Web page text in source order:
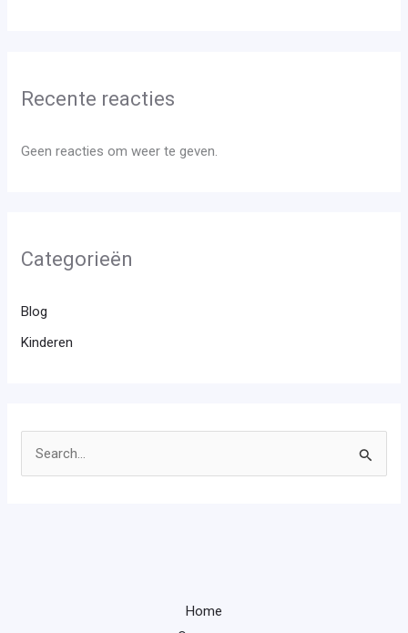
Recente reacties
Geen reacties om weer te geven.
Categorieën
Blog
Kinderen
Home